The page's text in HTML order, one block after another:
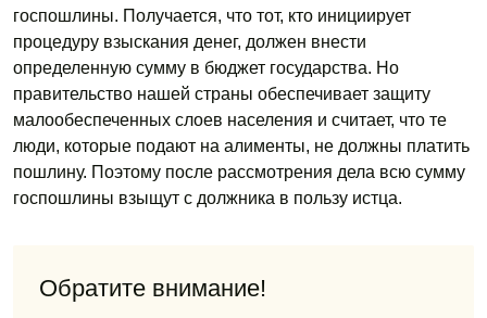
госпошлины. Получается, что тот, кто инициирует
процедуру взыскания денег, должен внести
определенную сумму в бюджет государства. Но
правительство нашей страны обеспечивает защиту
малообеспеченных слоев населения и считает, что те
люди, которые подают на алименты, не должны платить
пошлину. Поэтому после рассмотрения дела всю сумму
госпошлины взыщут с должника в пользу истца.
Обратите внимание!